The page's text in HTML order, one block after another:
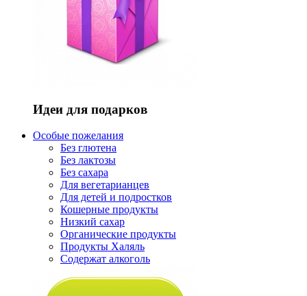
Идеи для подарков
Особые пожелания
Без глютена
Без лактозы
Без сахара
Для вегетарианцев
Для детей и подростков
Кошерные продукты
Низкий сахар
Органические продукты
Продукты Халяль
Содержат алкоголь